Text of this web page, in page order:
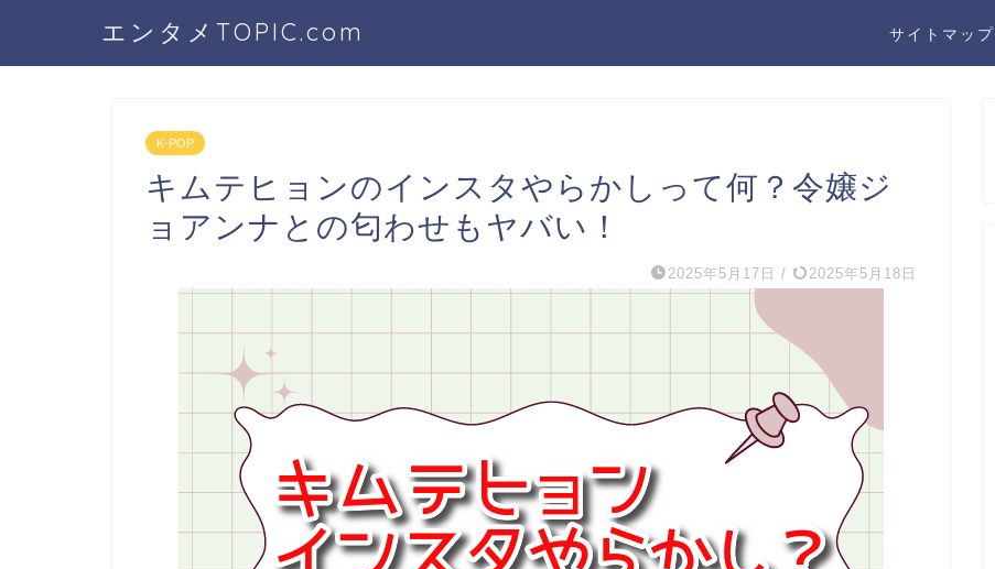
エンタメTOPIC.com サイトマップ
K-POP
キムテヒョンのインスタやらかしって何？令嬢ジ
ョアンナとの匂わせもヤバい！
2025年5月17日 / 2025年5月18日